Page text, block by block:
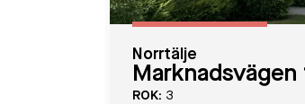
Norrtälje
Marknadsvägen
ROK: 3